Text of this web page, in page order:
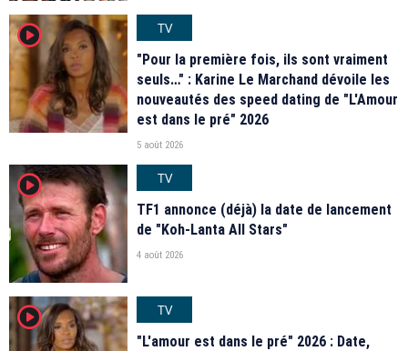
player2
TV
"Pour la première fois, ils sont vraiment
seuls…" : Karine Le Marchand dévoile les
nouveautés des speed dating de "L'Amour
est dans le pré" 2026
5 août 2026
player2
TV
TF1 annonce (déjà) la date de lancement
de "Koh-Lanta All Stars"
4 août 2026
player2
TV
"L'amour est dans le pré" 2026 : Date,